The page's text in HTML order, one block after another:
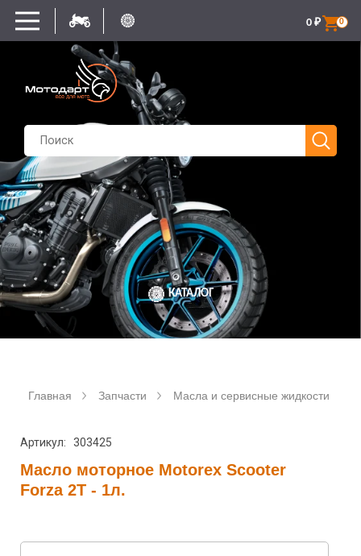
0
0 ₽
КАТАЛОГ
Главная Запчасти Масла и сервисные жидкости
Артикул: 303425
Масло моторное Motorex Scooter
Forza 2T - 1л.